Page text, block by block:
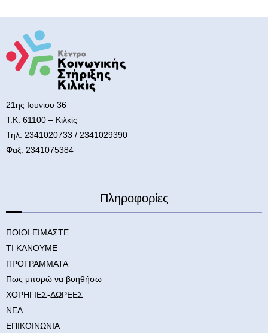
21ης Ιουνίου 36
Τ.Κ. 61100 – Κιλκίς
Τηλ: 2341020733 / 2341029390
Φαξ: 2341075384
Πληροφορίες
ΠΟΙΟΙ ΕΙΜΑΣΤΕ
ΤΙ ΚΑΝΟΥΜΕ
ΠΡΟΓΡΑΜΜΑΤΑ
Πως μπορώ να βοηθήσω
ΧΟΡΗΓΙΕΣ-ΔΩΡΕΕΣ
ΝΕΑ
ΕΠΙΚΟΙΝΩΝΙΑ